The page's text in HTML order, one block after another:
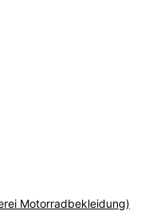
Motorradbekleidung)